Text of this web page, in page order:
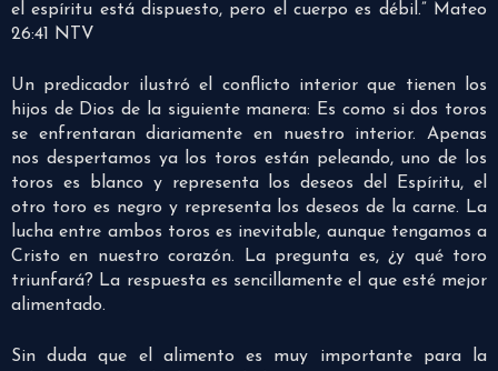
el espíritu está dispuesto, pero el cuerpo es débil.” Mateo
26:41 NTV
Un predicador ilustró el conflicto interior que tienen los
hijos de Dios de la siguiente manera: Es como si dos toros
se enfrentaran diariamente en nuestro interior. Apenas
nos despertamos ya los toros están peleando, uno de los
toros es blanco y representa los deseos del Espíritu, el
otro toro es negro y representa los deseos de la carne. La
lucha entre ambos toros es inevitable, aunque tengamos a
Cristo en nuestro corazón. La pregunta es, ¿y qué toro
triunfará? La respuesta es sencillamente el que esté mejor
alimentado.
Sin duda que el alimento es muy importante para la